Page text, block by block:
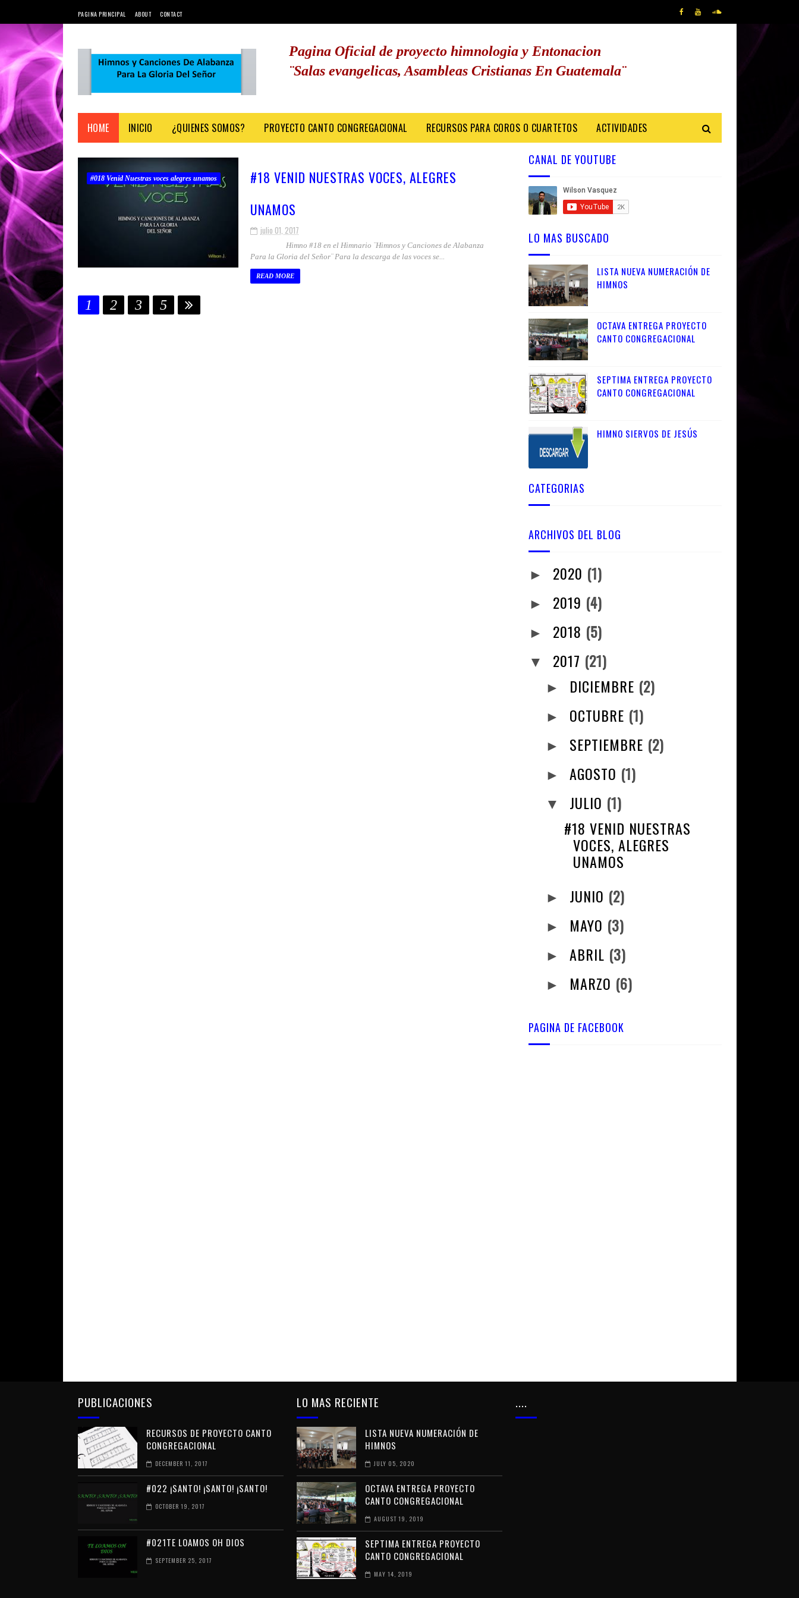
PAGINA PRINCIPAL ABOUT CONTACT
Pagina Oficial de proyecto himnologia y Entonacion
¨Salas evangelicas, Asambleas Cristianas En Guatemala¨
HOME INICIO ¿QUIENES SOMOS? PROYECTO CANTO CONGREGACIONAL RECURSOS PARA COROS O CUARTETOS ACTIVIDADES
#018 Venid Nuestras voces alegres unamos
#18 VENID NUESTRAS VOCES, ALEGRES
UNAMOS
julio 01, 2017
Himno #18 en el Himnario ¨Himnos y Canciones de Alabanza
Para la Gloria del Señor¨ Para la descarga de las voces se...
READ MORE
1 2 3 5
CANAL DE YOUTUBE
LO MAS BUSCADO
LISTA NUEVA NUMERACIÓN DE
HIMNOS
OCTAVA ENTREGA PROYECTO
CANTO CONGREGACIONAL
SEPTIMA ENTREGA PROYECTO
CANTO CONGREGACIONAL
HIMNO SIERVOS DE JESÚS
CATEGORIAS
ARCHIVOS DEL BLOG
► 2020 (1)
► 2019 (4)
► 2018 (5)
▼ 2017 (21)
► DICIEMBRE (2)
► OCTUBRE (1)
► SEPTIEMBRE (2)
►AGOSTO (1)
▼ JULIO (1)
#18 VENID NUESTRAS
VOCES, ALEGRES
UNAMOS
► JUNIO (2)
► MAYO (3)
►ABRIL (3)
► MARZO (6)
PAGINA DE FACEBOOK
PUBLICACIONES
RECURSOS DE PROYECTO CANTO
CONGREGACIONAL
DECEMBER 11, 2017
#022 ¡SANTO! ¡SANTO! ¡SANTO!
OCTOBER 19, 2017
#021TE LOAMOS OH DIOS
SEPTEMBER 25, 2017
LO MAS RECIENTE
LISTA NUEVA NUMERACIÓN DE
HIMNOS
JULY 05, 2020
OCTAVA ENTREGA PROYECTO
CANTO CONGREGACIONAL
AUGUST 19, 2019
SEPTIMA ENTREGA PROYECTO
CANTO CONGREGACIONAL
MAY 14, 2019
....